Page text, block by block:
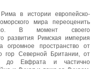
в истории европейско-
мира переоценить
В момент своего
развития Римская империя
огромное пространство от
гор Северной Британии, от
до Евфрата и частично